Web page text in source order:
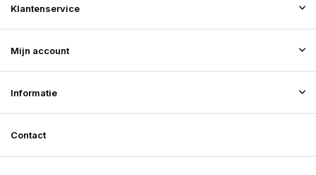
Klantenservice
Mijn account
Informatie
Contact